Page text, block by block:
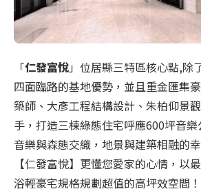
「仁發富悅」位居縣三特區核心點,除
四面臨路的基地優勢，並且重金匯集
築師、大彥工程結構設計、朱柏仰景
手，打造三棟綠態住宅呼應600坪音
音樂與森態交織，地景與建築相融的
【仁發富悅】更懂您愛家的心情，以
浴輕豪宅規格規劃超值的高坪效空間